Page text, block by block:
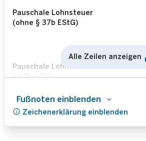
Pauschale Lohnsteuer
(ohne § 37b EStG)
Pauschale Lohnsteuer nach
§ 37b EStG
Lohnsteuer insgesamt
Alle Zeilen anzeigen
Fußnoten einblenden
info Zeichenerklärung einblenden